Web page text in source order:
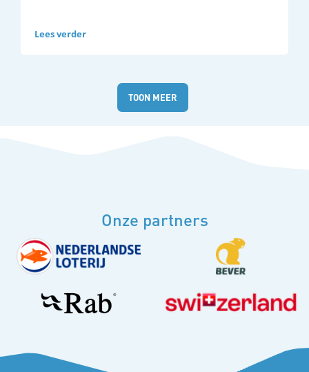
Lees verder
24 nov 2025
TOON MEER
Onze partners